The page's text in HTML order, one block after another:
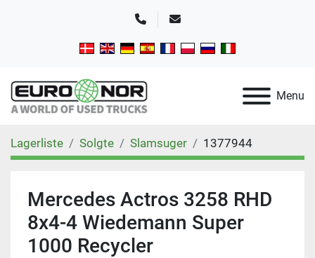
TelefonE-mail
Menu
Lagerliste Solgte Slamsuger 1377944
Mercedes Actros 3258 RHD
8x4-4 Wiedemann Super
1000 Recycler